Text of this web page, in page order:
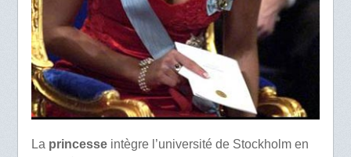
La princesseintègre l’université de Stockholm en